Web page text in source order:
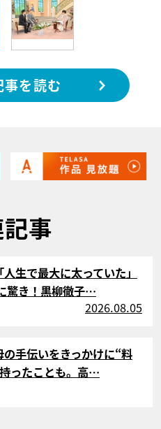
を読む
事
生で最大に太っていた」
驚き！黒柳徹子…
2026.08.05
の手伝いをきっかけに“料
ったことも。高…